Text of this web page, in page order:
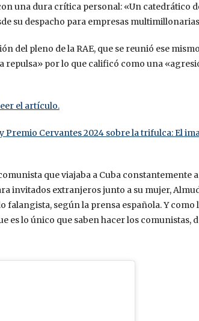
una dura crítica personal: «Un catedrático
su despacho para empresas
del pleno de la RAE, que se reunió ese
repulsa» por lo que calificó como una
el artículo.
Premio Cervantes 2024 sobre la trifulca: El
que viajaba a Cuba constantemente
invitados extranjeros junto a su mujer,
falangista, según la prensa española. Y
es lo único que saben hacer los comunistas,